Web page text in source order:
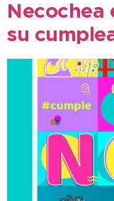
Necochea
su